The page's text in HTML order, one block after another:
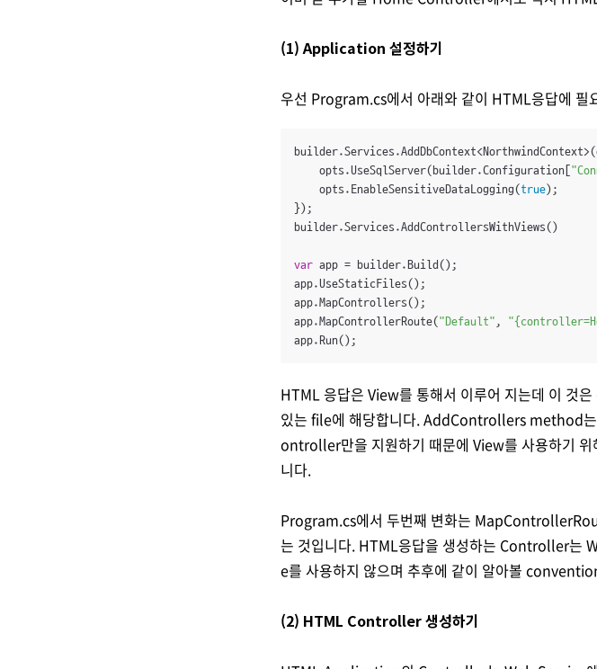
(1) Application 설정하기
우선 Program.cs에서 아래와 같이 HTML응답에 필
    opts.UseSqlServer(builder.Configuration[
    opts.EnableSensitiveDataLogging(
true);
});
builder.Services.AddControllersWithViews()
var app = builder.Build();
app.UseStaticFiles();
app.MapControllers();
app.MapControllerRoute( "Default" ,
app.Run();
HTML 응답은 View를 통해서 이루어 지는데 이 것
있는 file에 해당합니다. AddControllers method
ontroller만을 지원하기 때문에 View를 사용하기
니다.
Program.cs에서 두번째 변화는
는 것입니다. HTML응답을 생성하는 Controller
e를 사용하지 않으며 추후에 같이 알아볼
(2) HTML Controller 생성하기